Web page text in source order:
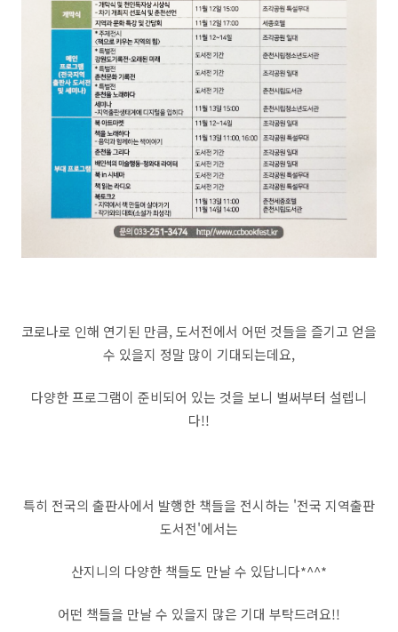
코로나로 인해 연기된 만큼, 도서전에서 어떤 것들을 즐기고 얻을
수 있을지 정말 많이 기대되는데요,
다양한 프로그램이 준비되어 있는 것을 보니 벌써부터 설렙니
다!!
특히 전국의 출판사에서 발행한 책들을 전시하는 '전국 지역출판
도서전'에서는
산지니의 다양한 책들도 만날 수 있답니다*^^*
어떤 책들을 만날 수 있을지 많은 기대 부탁드려요!!